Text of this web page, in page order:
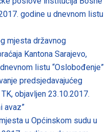
godine u dnevnom listu
mjesta državnog
Kantona Sarajevo,
listu “Oslobođenje”
predsjedavajućeg
objavljen 23.10.2017.
avaz”
u Općinskom sudu u